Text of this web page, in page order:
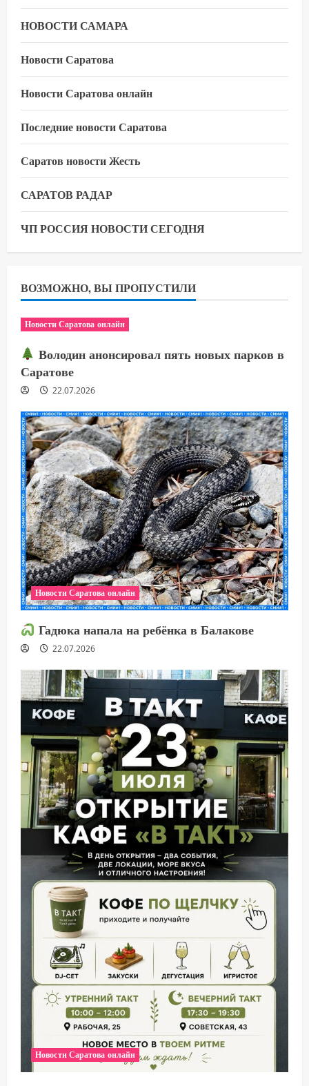
НОВОСТИ САМАРА
Новости Саратова
Новости Саратова онлайн
Последние новости Саратова
Саратов новости Жесть
САРАТОВ РАДАР
ЧП РОССИЯ НОВОСТИ СЕГОДНЯ
ВОЗМОЖНО, ВЫ ПРОПУСТИЛИ
Новости Саратова онлайн
Володин анонсировал пять новых парков в
Саратове
22.07.2026
Новости Саратова онлайн
Гадюка напала на ребёнка в Балакове
22.07.2026
Новости Саратова онлайн